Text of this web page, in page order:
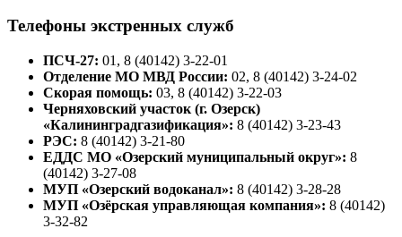
Телефоны экстренных служб
ПСЧ-27: 01, 8 (40142) 3-22-01
Отделение МО МВД России: 02, 8 (40142) 3-24-02
Скорая помощь: 03, 8 (40142) 3-22-03
Черняховский участок (г. Озерск)
«Калининградгазификация»: 8 (40142) 3-23-43
РЭС: 8 (40142) 3-21-80
ЕДДС МО «Озерский муниципальный округ»: 8
(40142) 3-27-08
МУП «Озерский водоканал»: 8 (40142) 3-28-28
МУП «Озёрская управляющая компания»: 8 (40142)
3-32-82